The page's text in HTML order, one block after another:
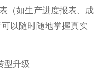
（如生产进度报表、成
以随时随地掌握真实
型升级